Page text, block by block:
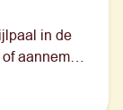
in de
aannemer,